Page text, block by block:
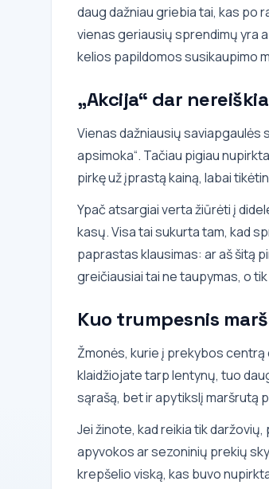
daug dažniau griebia tai, kas po
vienas geriausių sprendimų yra
kelios papildomos susikaupimo
„Akcija“ dar
Vienas dažniausių saviapgaulės
apsimoka“. Tačiau pigiau
pirkę už įprastą kainą, labai
Ypač atsargiai verta žiūrėti į
kasų. Visa tai sukurta tam, kad
paprastas klausimas: ar aš šitą
greičiausiai tai ne taupymas, o
Kuo trumpesnis
Žmonės, kurie į prekybos centrą
klaidžiojate tarp lentynų, tuo
sąrašą, bet ir apytikslį maršrutą
Jei žinote, kad reikia tik
apyvokos ar sezoninių prekių
krepšelio viską, kas buvo